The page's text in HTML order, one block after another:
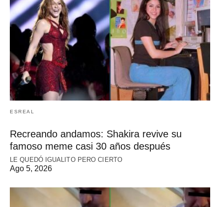
ESREAL
Recreando andamos: Shakira revive su
famoso meme casi 30 años después
LE QUEDÓ IGUALITO PERO CIERTO
Ago 5, 2026